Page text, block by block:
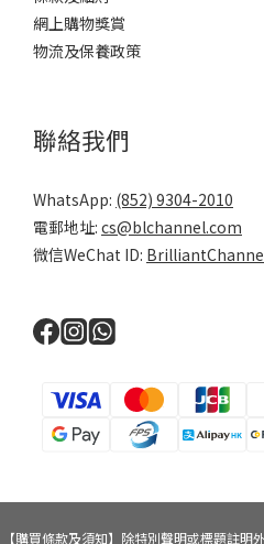
網上購物獎賞
物流及保養政策
聯絡我們
WhatsApp: (852) 9304-2010
電郵地址: cs@blchannel.com
微信WeChat ID:
【購買條款及須知】除特別聲明或標題註